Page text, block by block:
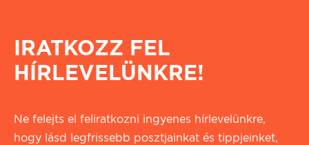
IRATKOZZ FEL
HÍRLEVELÜNKRE!
Ne felejts el feliratkozni ingyenes hírlevelünkre,
hogy lásd legfrissebb posztjainkat és tippjeinket,